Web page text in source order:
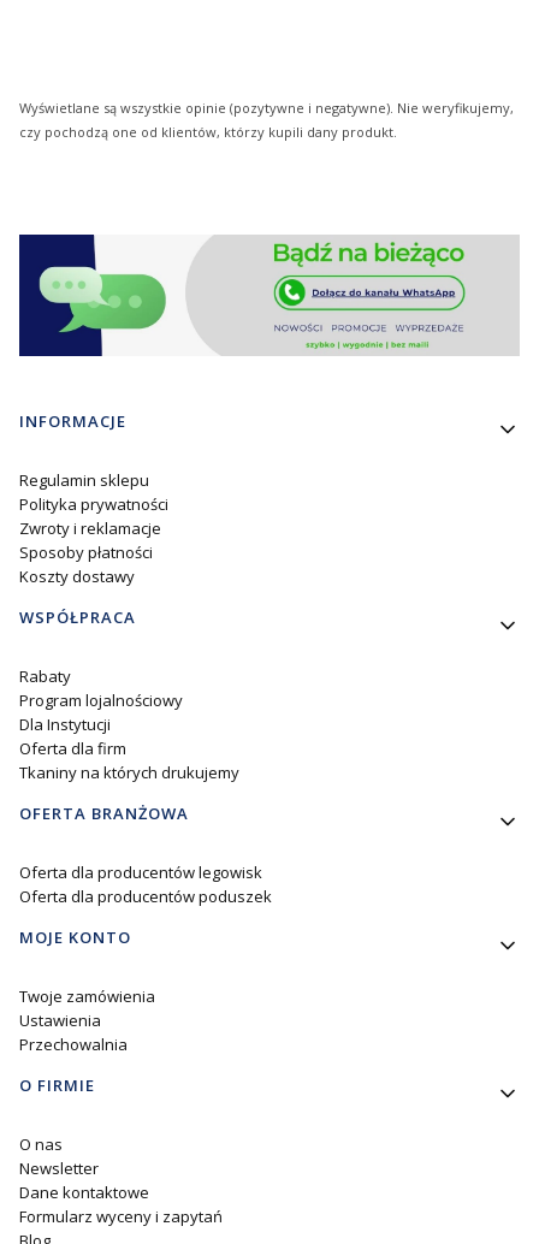
Wyświetlane są wszystkie opinie (pozytywne i negatywne). Nie weryfikujemy,
czy pochodzą one od klientów, którzy kupili dany produkt.
Linki w stopce
INFORMACJE
Regulamin sklepu
Polityka prywatności
Zwroty i reklamacje
Sposoby płatności
Koszty dostawy
WSPÓŁPRACA
Rabaty
Program lojalnościowy
Dla Instytucji
Oferta dla firm
Tkaniny na których drukujemy
OFERTA BRANŻOWA
Oferta dla producentów legowisk
Oferta dla producentów poduszek
MOJE KONTO
Twoje zamówienia
Ustawienia
Przechowalnia
O FIRMIE
O nas
Newsletter
Dane kontaktowe
Formularz wyceny i zapytań